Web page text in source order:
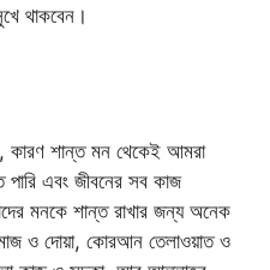
থাকবেন।
কারণ শান্ত মন থেকেই আমরা
পারি এবং জীবনের সব কাজ
মনকে শান্ত রাখার জন্য অনেক
ও দোয়া, কোরআন তেলাওয়াত ও